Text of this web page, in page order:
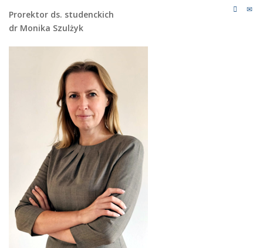
Prorektor ds. studenckich
dr Monika Szulżyk